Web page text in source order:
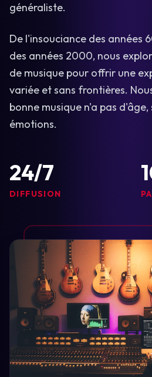
généraliste.
De l'insouciance des années
des années 2000, nous
de musique pour offrir une
variée et sans frontières.
bonne musique n'a pas
émotions.
24/7
DIFFUSION